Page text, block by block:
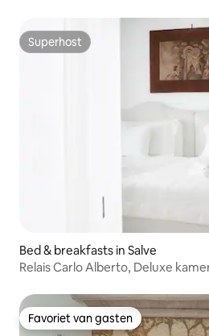
Superhost
Superhost
Bed & breakfasts in Salve
Relais Carlo Alberto, Deluxe
Favoriet van gasten
Favoriet van gasten